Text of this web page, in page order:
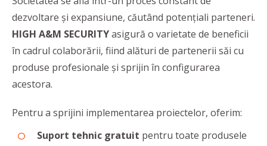
dezvoltare şi expansiune, căutând potenţiali parteneri.
HIGH A&M SECURITYasigură o varietate de beneficii
în cadrul colaborării, fiind alături de partenerii săi cu
produse profesionale şi sprijin în configurarea
acestora.
Pentru a sprijini implementarea proiectelor, oferim:
Suport tehnic gratuit pentru toate produsele